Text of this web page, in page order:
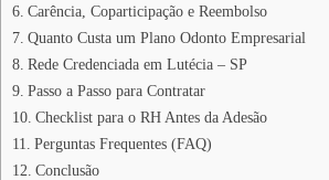
Carência, Coparticipação e Reembolso
Quanto Custa um Plano Odonto Empresarial
Rede Credenciada em Lutécia – SP
Passo a Passo para Contratar
Checklist para o RH Antes da Adesão
Perguntas Frequentes (FAQ)
Conclusão